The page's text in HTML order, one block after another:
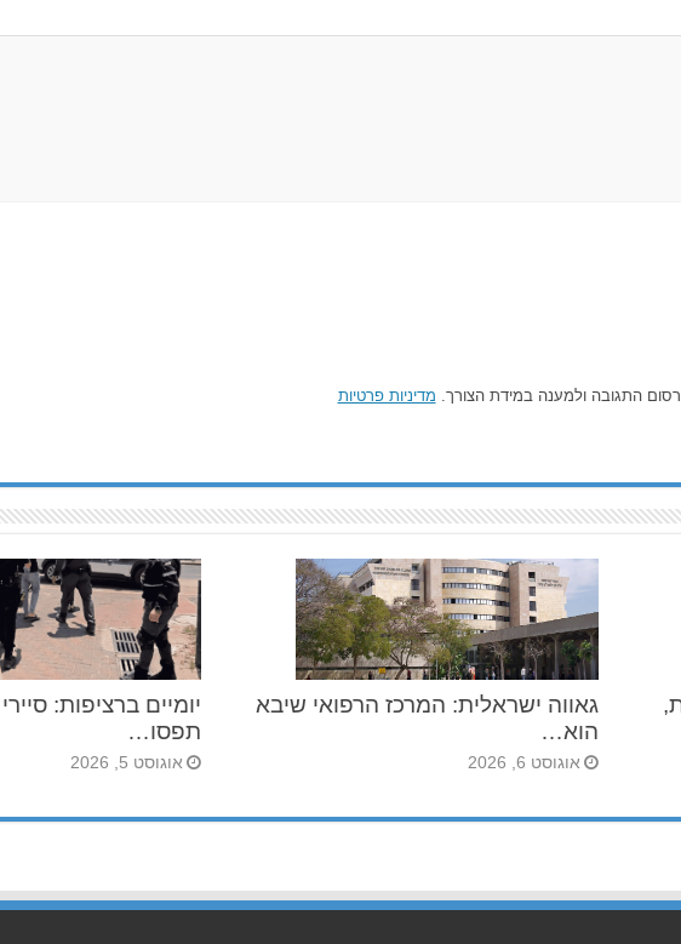
התגובה ולמענה במידת הצורך. מדיניות פרטיות
גאווה ישראלית: המרכז הרפואי שיבא
הוא…
אוגוסט 6, 2026
יומיים ברציפות:
תפסו…
אוגוסט 5, 2026